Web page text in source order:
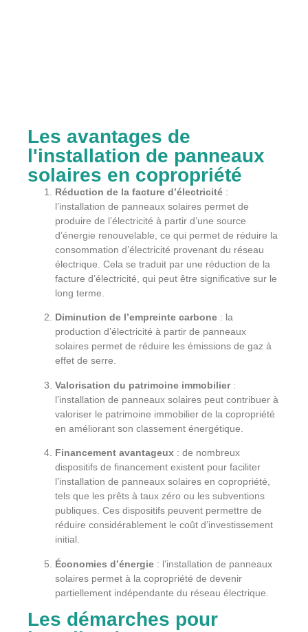
Les avantages de
l'installation de panneaux
solaires en copropriété
Réduction de la facture d’électricité :
l’installation de panneaux solaires permet de
produire de l’électricité à partir d’une source
d’énergie renouvelable, ce qui permet de réduire la
consommation d’électricité provenant du réseau
électrique. Cela se traduit par une réduction de la
facture d’électricité, qui peut être significative sur le
long terme.
Diminution de l’empreinte carbone : la
production d’électricité à partir de panneaux
solaires permet de réduire les émissions de gaz à
effet de serre.
Valorisation du patrimoine immobilier:
l’installation de panneaux solaires peut contribuer à
valoriser le patrimoine immobilier de la copropriété
en améliorant son classement énergétique.
Financement avantageux : de nombreux
dispositifs de financement existent pour faciliter
l’installation de panneaux solaires en copropriété,
tels que les prêts à taux zéro ou les subventions
publiques. Ces dispositifs peuvent permettre de
réduire considérablement le coût d’investissement
initial.
Économies d’énergie : l’installation de panneaux
solaires permet à la copropriété de devenir
partiellement indépendante du réseau électrique.
Les démarches pour